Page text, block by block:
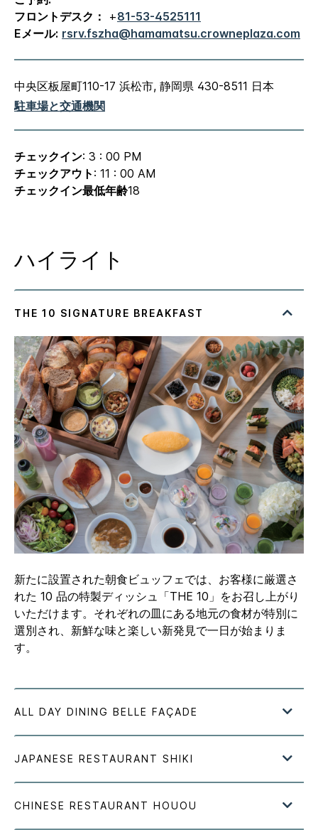
フロントデスク：
+81-53-4525111
Eメール: rsrv.fszha@hamamatsu.crowneplaza.com
中央区板屋町110-17 浜松市, 静岡県 430-8511 日本
駐車場と交通機関
チェックイン: 3 : 00 PM
チェックアウト : 11 : 00 AM
チェックイン最低年齢18
ハイライト
新たに設置された朝食ビュッフェでは、お客様に厳選さ
れた 10 品の特製ディッシュ「THE 10」をお召し上がり
いただけます。それぞれの皿にある地元の食材が特別に
選別され、新鮮な味と楽しい新発見で一日が始まりま
す。